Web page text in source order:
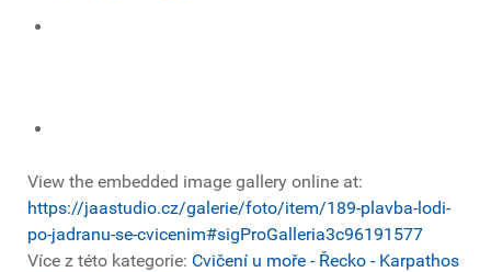
View the embedded image gallery online at:
https://jaastudio.cz/galerie/foto/item/189-plavba-lodi-
po-jadranu-se-cvicenim#sigProGalleria3c96191577
Více z této kategorie: Cvičení u moře - Řecko - Karpathos